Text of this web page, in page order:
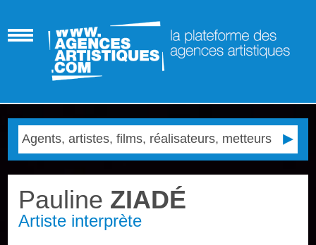
Pauline ZIADÉ
Artiste interprète